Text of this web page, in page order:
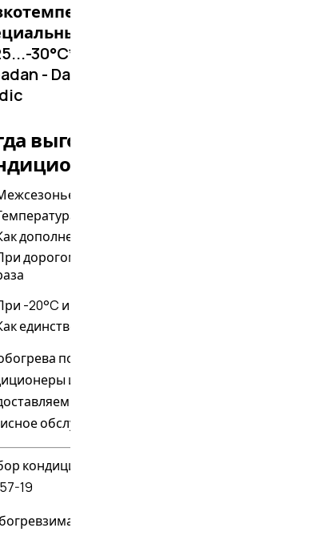
модели
серии для работы до
30°C**: - Mitsubishi Electric
- Daikin Altherma - Fujitsu
выгодно греть
(осень, весна)
выше -10°C
дополнение к основному отоплению
дорогом электричестве — экономия 2-4
-20°C и ниже
единственный источник отопления
подходят
и
обслуживание
кондиционера для обогрева: +7 (499)
19
зима